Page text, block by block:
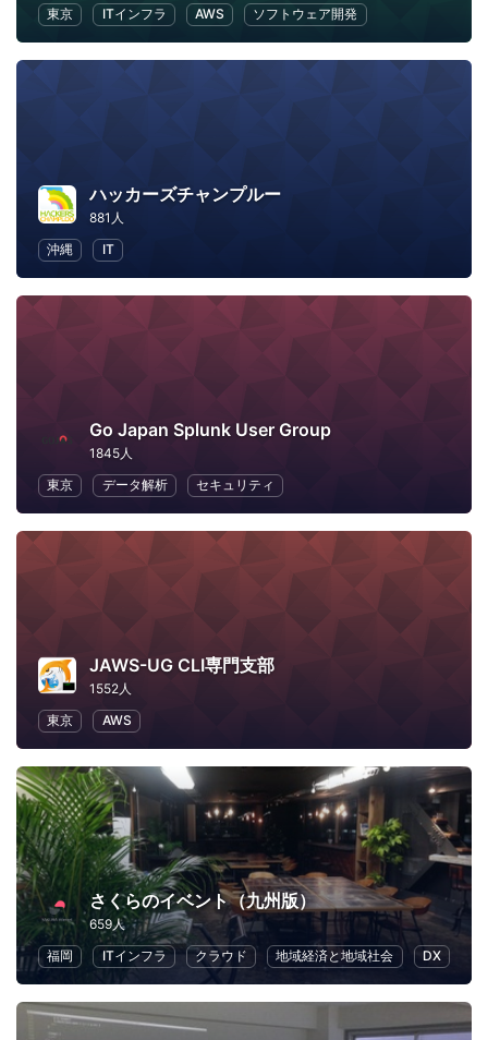
東京
ITインフラ AWS ソフトウェア開発
ハッカーズチャンプルー
881人
沖縄
IT
Go Japan Splunk User Group
1845人
東京
データ解析 セキュリティ
JAWS-UG CLI専門支部
1552人
東京
AWS
さくらのイベント（九州版）
659人
福岡
ITインフラ クラウド 地域経済と地域社会 DX